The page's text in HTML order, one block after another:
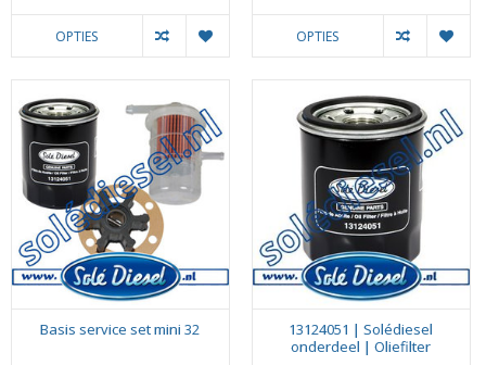
OPTIES OPTIES
Basis service set mini 32
13124051 | Solédiesel
onderdeel | Oliefilter